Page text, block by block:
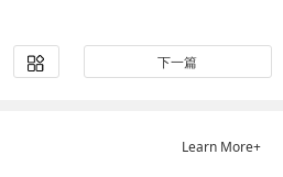
下一篇
Learn More+